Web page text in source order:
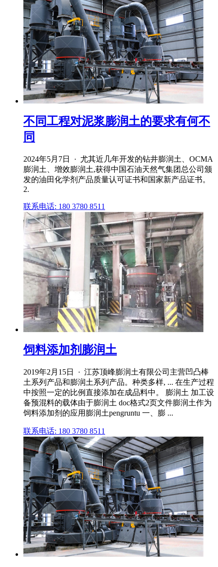
不同工程对泥浆膨润土的要求有何不
同
2024年5月7日 · 尤其近几年开发的钻井膨润土、OCMA
膨润土、增效膨润土,获得中国石油天然气集团总公司颁
发的油田化学剂产品质量认可证书和国家新产品证书。
2.
联系电话: 180 3780 8511
饲料添加剂膨润土
2019年2月15日 · 江苏顶峰膨润土有限公司主营凹凸棒
土系列产品和膨润土系列产品。种类多样, ... 在生产过程
中按照一定的比例直接添加在成品料中。 膨润土 加工设
备预混料的载体由于膨润土 doc格式2页文件膨润土作为
饲料添加剂的应用膨润土pengruntu 一、膨 ...
联系电话: 180 3780 8511